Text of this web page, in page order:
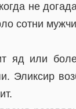
не
сотни
яд или
Эликсир